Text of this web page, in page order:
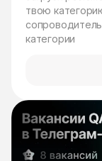
твою
категории